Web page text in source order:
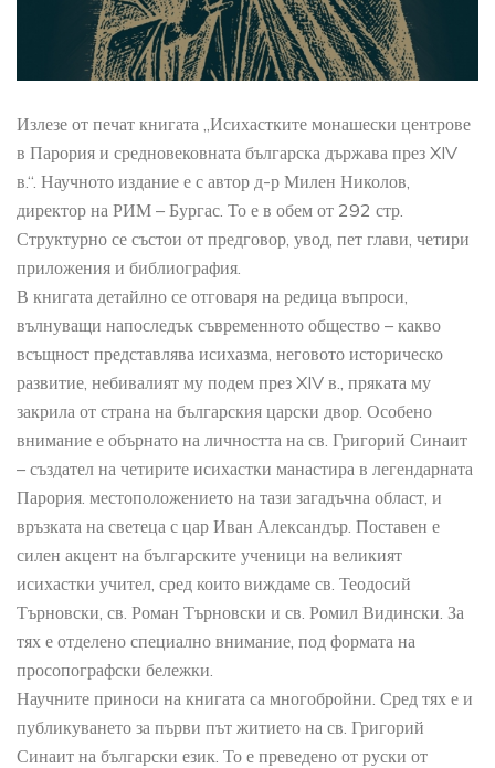
Излезе от печат книгата „Исихастките монашески центрове
в Парория и средновековната българска държава през XIV
в.“. Научното издание е с автор д-р Милен Николов,
директор на РИМ – Бургас. То е в обем от 292 стр.
Структурно се състои от предговор, увод, пет глави, четири
приложения и библиография.
В книгата детайлно се отговаря на редица въпроси,
вълнуващи напоследък съвременното общество – какво
всъщност представлява исихазма, неговото историческо
развитие, небивалият му подем през XIV в., пряката му
закрила от страна на българския царски двор. Особено
внимание е обърнато на личността на св. Григорий Синаит
– създател на четирите исихастки манастира в легендарната
Парория. местоположението на тази загадъчна област, и
връзката на светеца с цар Иван Александър. Поставен е
силен акцент на българските ученици на великият
исихастки учител, сред които виждаме св. Теодосий
Търновски, св. Роман Търновски и св. Ромил Видински. За
тях е отделено специално внимание, под формата на
просопографски бележки.
Научните приноси на книгата са многобройни. Сред тях е и
публикуването за първи път житието на св. Григорий
Синаит на български език. То е преведено от руски от